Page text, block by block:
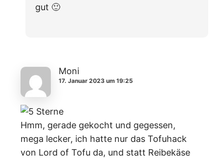
gut 🙂
Moni
17. Januar 2023 um 19:25
Hmm, gerade gekocht und gegessen,
mega lecker, ich hatte nur das Tofuhack
von Lord of Tofu da, und statt Reibekäse